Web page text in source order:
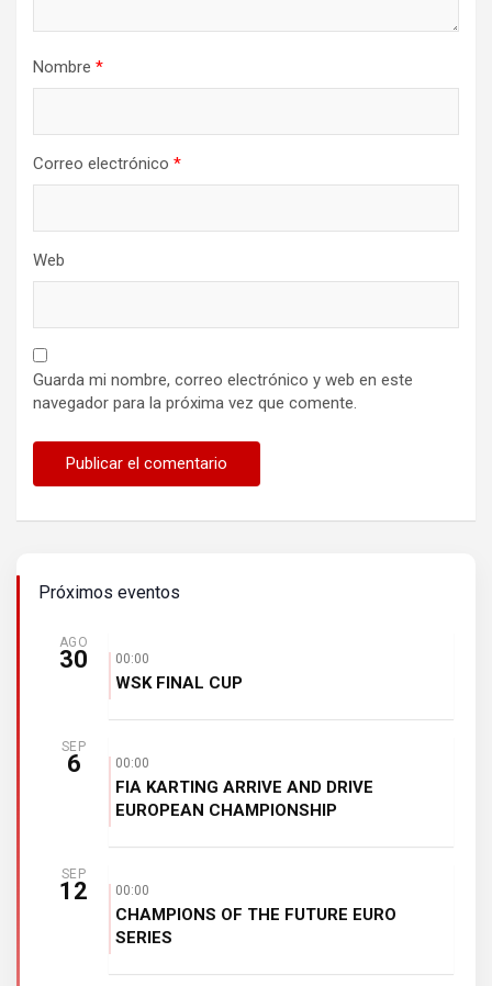
Nombre *
Correo electrónico *
Web
Guarda mi nombre, correo electrónico y web en este
navegador para la próxima vez que comente.
Próximos eventos
AGO
30 00:00
WSK FINAL CUP
SEP
6 00:00
FIA KARTING ARRIVE AND DRIVE
EUROPEAN CHAMPIONSHIP
SEP
12 00:00
CHAMPIONS OF THE FUTURE EURO
SERIES